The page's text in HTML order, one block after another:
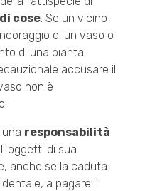
cose . Se un vicino
di un vaso o
di una pianta
accusare il
non è
responsabilità
oggetti di sua
anche se la caduta
a pagare i